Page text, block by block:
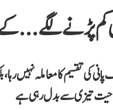
کم پڑنے
کی تقسیم کا معاملہ نہیں
تیزی سے بدل رہی ہے